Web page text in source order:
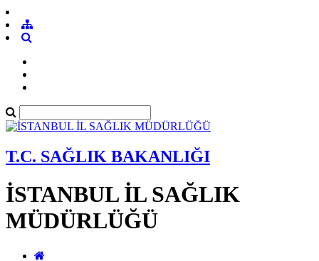
T.C. SAĞLIK BAKANLIĞI
İSTANBUL İL SAĞLIK
MÜDÜRLÜĞÜ